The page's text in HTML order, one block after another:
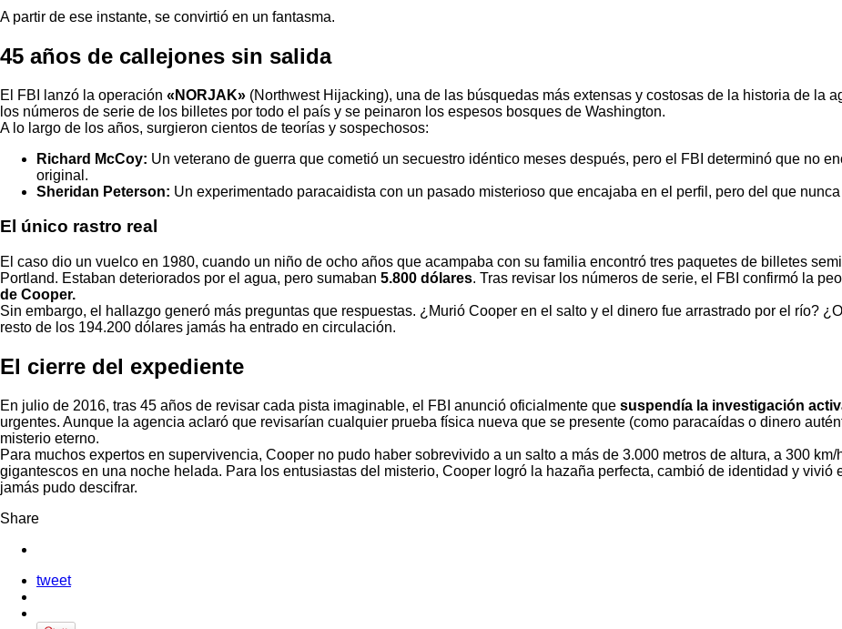
A partir de ese instante, se convirtió en un fantasma.
45 años de callejones sin salida
El FBI lanzó la operación «NORJAK» (Northwest Hijacking), una de las búsquedas más extensas y costosas de la historia de la
los números de serie de los billetes por todo el país y se peinaron los espesos bosques de Washington.
A lo largo de los años, surgieron cientos de teorías y sospechosos:
Richard McCoy: Un veterano de guerra que cometió un secuestro idéntico meses después, pero el FBI determinó que no
original.
Sheridan Peterson: Un experimentado paracaidista con un pasado misterioso que encajaba en el perfil, pero del que
El único rastro real
El caso dio un vuelco en 1980, cuando un niño de ocho años que acampaba con su familia encontró tres paquetes de billetes
Portland. Estaban deteriorados por el agua, pero sumaban 5.800 dólares. Tras revisar los números de serie, el FBI confirmó la
de Cooper.
Sin embargo, el hallazgo generó más preguntas que respuestas. ¿Murió Cooper en el salto y el dinero fue arrastrado por el río?
resto de los 194.200 dólares jamás ha entrado en circulación.
El cierre del expediente
En julio de 2016, tras 45 años de revisar cada pista imaginable, el FBI anunció oficialmente que suspendía la investigación
urgentes. Aunque la agencia aclaró que revisarían cualquier prueba física nueva que se presente (como paracaídas o dinero
misterio eterno.
Para muchos expertos en supervivencia, Cooper no pudo haber sobrevivido a un salto a más de 3.000 metros de altura, a 300
gigantescos en una noche helada. Para los entusiastas del misterio, Cooper logró la hazaña perfecta, cambió de identidad y vivió
jamás pudo descifrar.
Share
tweet